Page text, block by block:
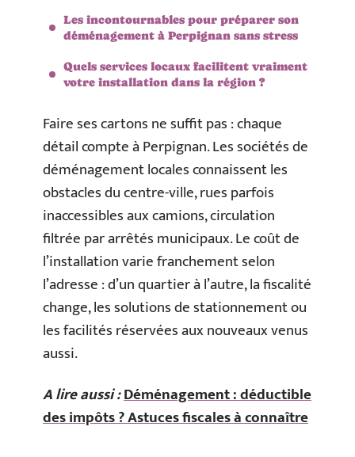
Les incontournables pour préparer son
déménagement à Perpignan sans stress
Quels services locaux facilitent vraiment
votre installation dans la région ?
Faire ses cartons ne suffit pas : chaque
détail compte à Perpignan. Les sociétés de
déménagement locales connaissent les
obstacles du centre-ville, rues parfois
inaccessibles aux camions, circulation
filtrée par arrêtés municipaux. Le coût de
l’installation varie franchement selon
l’adresse : d’un quartier à l’autre, la fiscalité
change, les solutions de stationnement ou
les facilités réservées aux nouveaux venus
aussi.
A lire aussi :Déménagement : déductible
des impôts ? Astuces fiscales à connaître